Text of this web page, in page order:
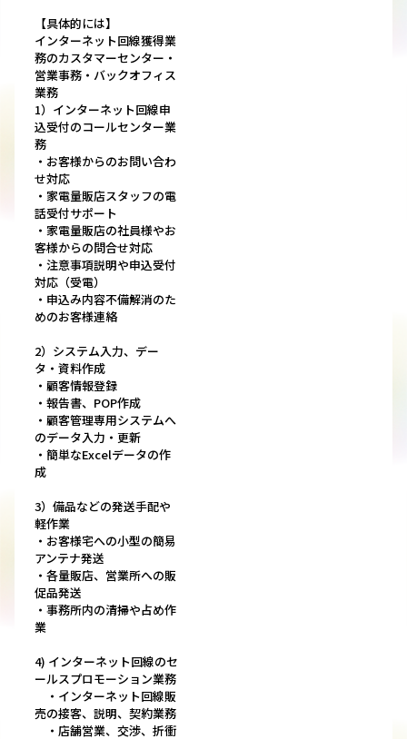
【具体的には】
インターネット回線獲得業
務のカスタマーセンター・
営業事務・バックオフィス
業務
1）インターネット回線申
込受付のコールセンター業
務
・お客様からのお問い合わ
せ対応
・家電量販店スタッフの電
話受付サポート
・家電量販店の社員様やお
客様からの問合せ対応
・注意事項説明や申込受付
対応（受電）
・申込み内容不備解消のた
めのお客様連絡
2）システム入力、デー
タ・資料作成
・顧客情報登録
・報告書、POP作成
・顧客管理専用システムへ
のデータ入力・更新
・簡単なExcelデータの作
成
3）備品などの発送手配や
軽作業
・お客様宅への小型の簡易
アンテナ発送
・各量販店、営業所への販
促品発送
・事務所内の清掃や占め作
業
4) インターネット回線のセ
ールスプロモーション業務
・インターネット回線販
売の接客、説明、契約業務
・店舗営業、交渉、折衝